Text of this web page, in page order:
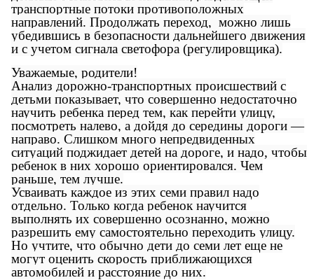
транспортные потоки противоположных
направлений. Продолжать переход, можно лишь
убедившись в безопасности дальнейшего движения
и с учетом сигнала светофора (регулировщика).
Уважаемые, родители!
Анализ дорожно-транспортных происшествий с
детьми показывает, что совершенно недостаточно
научить ребенка перед тем, как перейти улицу,
посмотреть налево, а дойдя до середины дороги —
направо. Слишком много непредвиденных
ситуаций поджидает детей на дороге, и надо, чтобы
ребенок в них хорошо ориентировался. Чем
раньше, тем лучше.
Усваивать каждое из этих семи правил надо
отдельно. Только когда ребенок научится
выполнять их совершенно осознанно, можно
разрешить ему самостоятельно переходить улицу.
Но учтите, что обычно дети до семи лет еще не
могут оценить скорость приближающихся
автомобилей и расстояние до них.